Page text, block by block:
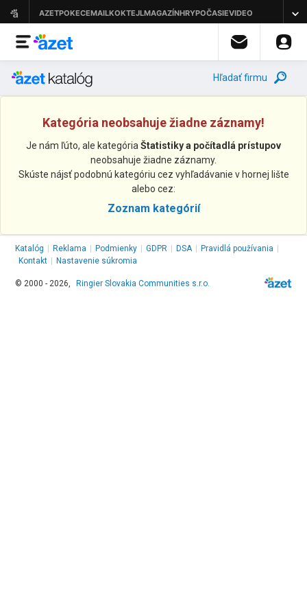
Hľadať firmu
Kategória neobsahuje žiadne záznamy!
Je nám ľúto, ale kategória Štatistiky a počítadlá prístupov
neobsahuje žiadne záznamy.
Skúste nájsť podobnú kategóriu cez vyhľadávanie v hornej lište
alebo cez:
Zoznam kategórií
Katalóg Reklama Podmienky GDPR DSA Pravidlá používania
Kontakt
Nastavenie súkromia
© 2000 - 2026, Ringier Slovakia Communities s.r.o.